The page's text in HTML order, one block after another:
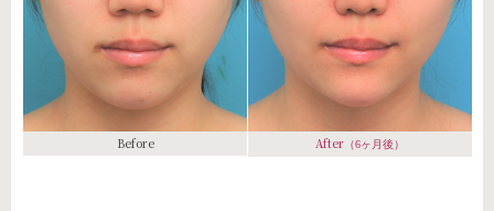
Before After （6ヶ月後）